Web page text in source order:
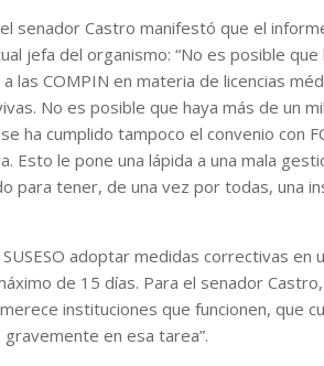
senador Castro manifestó que el
jefa del organismo: “No es posible
a las COMPIN en materia de licencias
No es posible que haya más de un
ha cumplido tampoco el convenio con
Esto le pone una lápida a una mala
para tener, de una vez por todas, una
adoptar medidas correctivas
de 15 días. Para el senador
merece instituciones que funcionen,
gravemente en esa tarea”.